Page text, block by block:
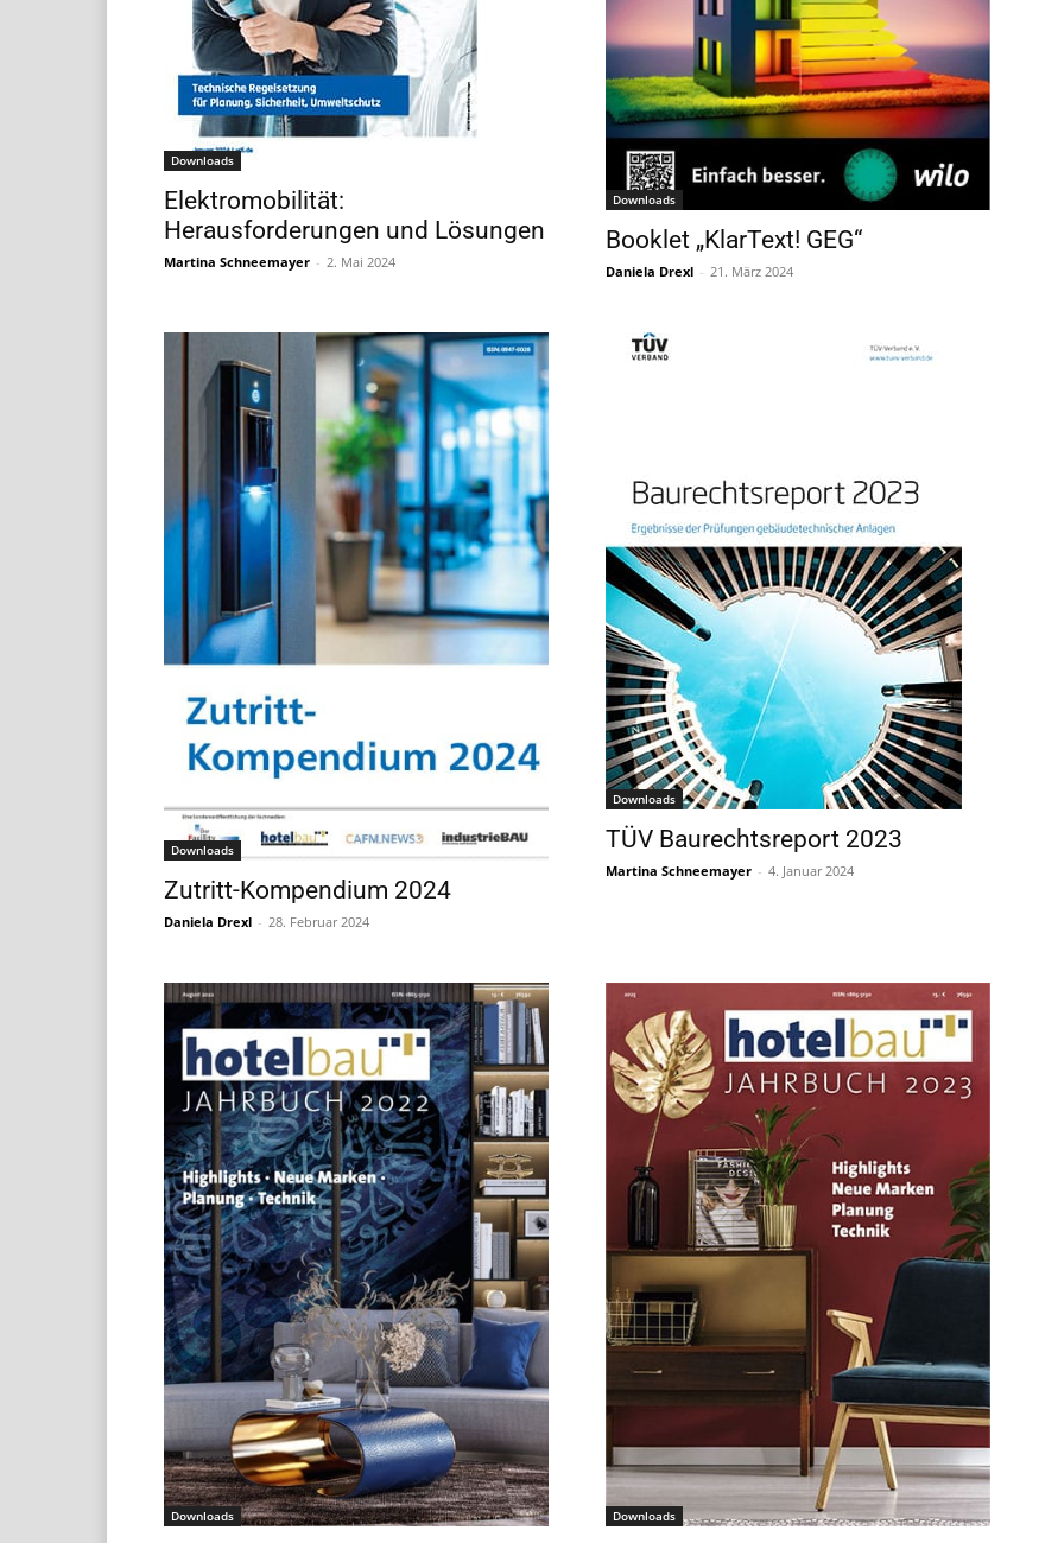
Downloads
Elektromobilität:
Herausforderungen und Lösungen
Martina Schneemayer - 2. Mai 2024
Downloads
Booklet „KlarText! GEG“
Daniela Drexl - 21. März 2024
Downloads
Zutritt-Kompendium 2024
Daniela Drexl - 28. Februar 2024
Downloads
TÜV Baurechtsreport 2023
Martina Schneemayer - 4. Januar 2024
Downloads Downloads